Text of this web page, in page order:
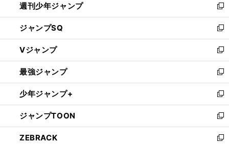
く
週刊少年ジャンプ
新
し
い
ウ
ィ
ン
ド
ウ
で
開
く
ジャンプSQ
新
し
い
ウ
ィ
ン
ド
ウ
で
開
く
Vジャンプ
新
し
い
ウ
ィ
ン
ド
ウ
で
最強ジャンプ
新
し
い
ウ
ィ
ン
ド
少年ジャンプ+
新
し
い
ウ
ィ
ジャンプTOON
新
し
い
ZEBRACK
新